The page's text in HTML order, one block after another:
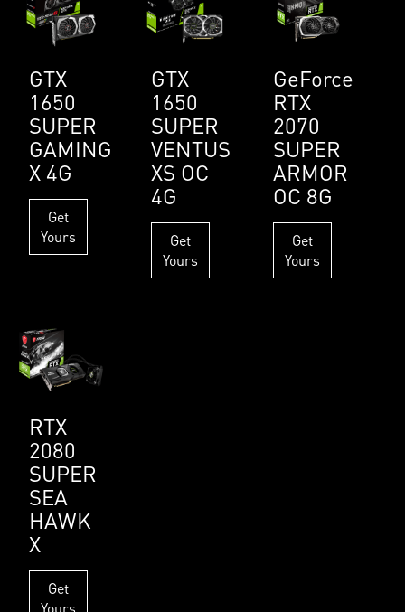
GTX
1650
SUPER
GAMING
X 4G
Get
Yours
GTX
1650
SUPER
VENTUS
XS OC
4G
Get
Yours
GeForce
RTX
2070
SUPER
ARMOR
OC 8G
Get
Yours
RTX
2080
SUPER
SEA
HAWK
X
Get
Yours